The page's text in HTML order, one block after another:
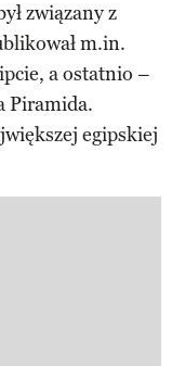
związany z
m.in.
a ostatnio –
Piramida.
egipskiej